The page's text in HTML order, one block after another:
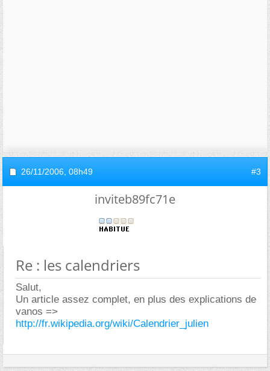
26/11/2006, 08h49 #3
inviteb89fc71e
Re : les calendriers
Salut,
Un article assez complet, en plus des explications de
vanos =>
http://fr.wikipedia.org/wiki/Calendrier_julien